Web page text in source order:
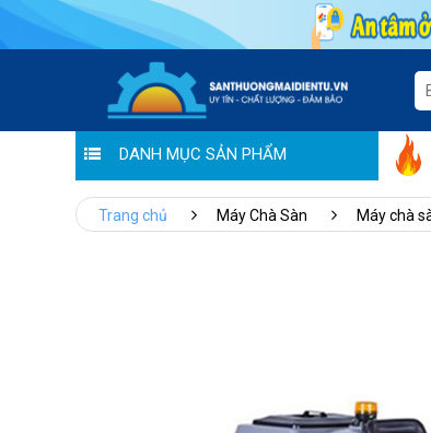
DANH MỤC SẢN PHẨMHoàng Liên chung tay đẩy lùi
Trang chủ Máy Chà Sàn Máy chà